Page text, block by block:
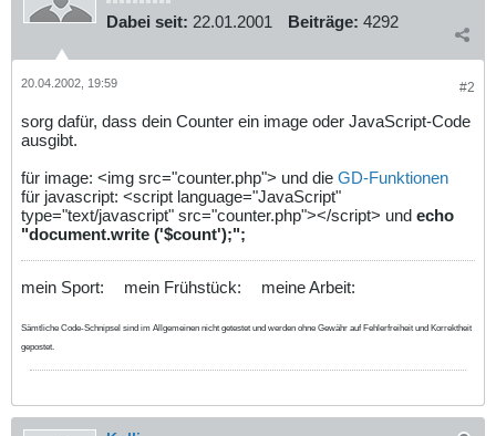
Dabei seit: 22.01.2001 Beiträge: 4292
#2
20.04.2002, 19:59
sorg dafür, dass dein Counter ein image oder JavaScript-Code
ausgibt.
für image: <img src="counter.php"> und die GD-Funktionen
für javascript: <script language="JavaScript"
type="text/javascript" src="counter.php"></script> und echo
"document.write ('$count');";
mein Sport: mein Frühstück: meine Arbeit:
Sämtliche Code-Schnipsel sind im Allgemeinen nicht getestet und werden ohne Gewähr auf Fehlerfreiheit und Korrektheit
gepostet.